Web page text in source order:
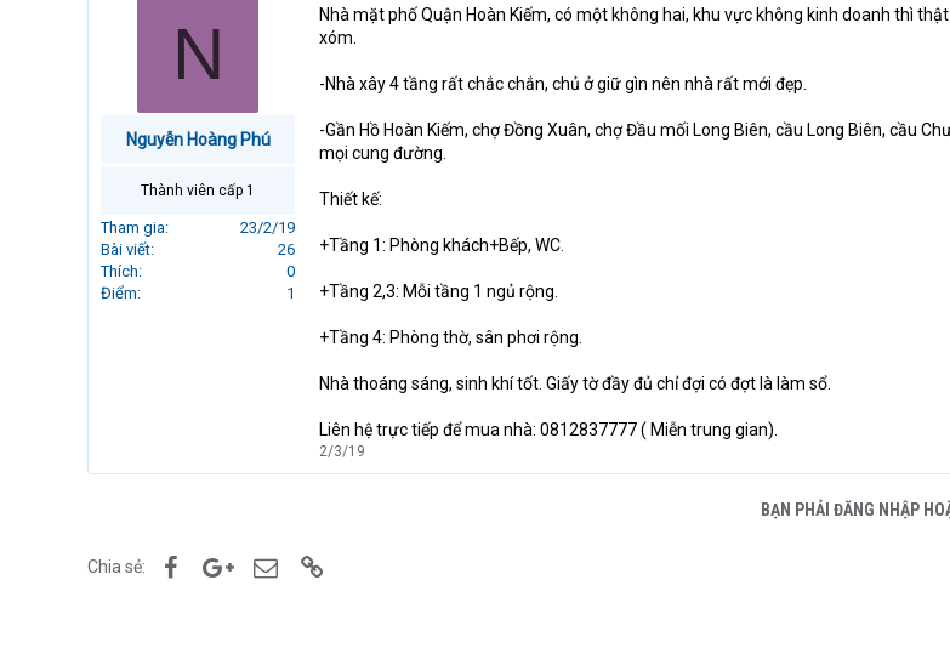
h
a
N
Nguyễn Hoàng Phú
Thành viên cấp 1
Tham gia
23/2/19
Bài viết
26
Thích
0
Điểm
1
Nhà mặt phố Quận Hoàn Kiếm, có một không hai, khu vực không kinh doanh thì
xóm.
-Nhà xây 4 tầng rất chắc chắn, chủ ở giữ gìn nên nhà rất mới đẹp.
-Gần Hồ Hoàn Kiếm, chợ Đồng Xuân, chợ Đầu mối Long Biên, cầu Long Biên, cầu
mọi cung đường.
Thiết kế:
+Tầng 1: Phòng khách+Bếp, WC.
+Tầng 2,3: Mỗi tầng 1 ngủ rộng.
+Tầng 4: Phòng thờ, sân phơi rộng.
Nhà thoáng sáng, sinh khí tốt. Giấy tờ đầy đủ chỉ đợi có đợt là làm sổ.
Liên hệ trực tiếp để mua nhà: 0812837777 ( Miễn trung gian).
2/3/19
BẠN PHẢI ĐĂNG NHẬP
Chia sẻ: FacebookGoogle+Email